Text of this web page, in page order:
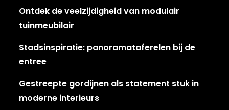
Ontdek de veelzijdigheid van modulair
tuinmeubilair
Stadsinspiratie: panoramataferelen bij de
entree
Gestreepte gordijnen als statement stuk in
moderne interieurs